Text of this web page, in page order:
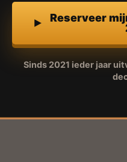
Reserveer
Sinds 2021 ieder jaar